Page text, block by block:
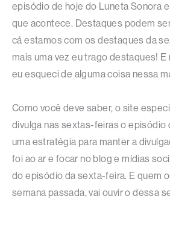
episódio de hoje do Luneta Sonora
que acontece. Destaques podem
cá estamos com os destaques da
mais uma vez eu trago destaques!
eu esqueci de alguma coisa nessa
Como você deve saber, o site
divulga nas sextas-feiras o episódio
uma estratégia para manter a
foi ao ar e focar no blog e mídias
do episódio da sexta-feira. E quem
semana passada, vai ouvir o dessa